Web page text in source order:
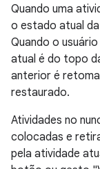
Quando uma
o estado atual
Quando o
atual é do topo
anterior é
restaurado.
Atividades no
colocadas e
pela atividade